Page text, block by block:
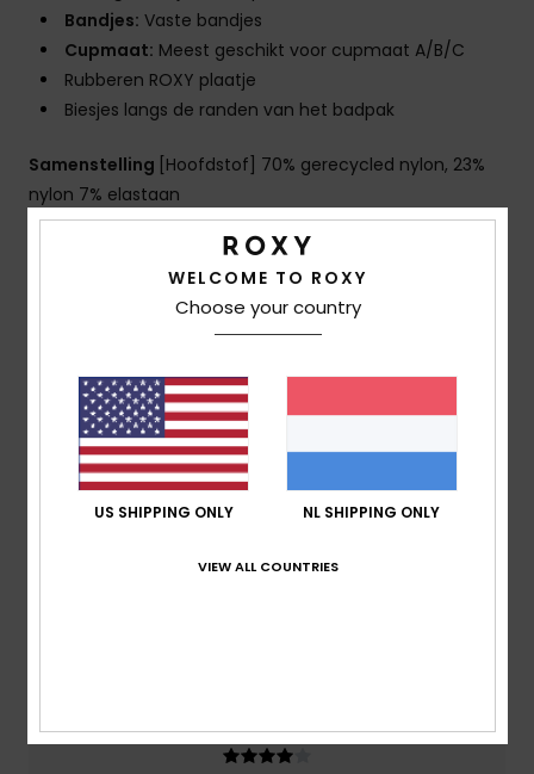
Bandjes: Vaste bandjes
Cupmaat: Meest geschikt voor cupmaat A/B/C
Rubberen ROXY plaatje
Biesjes langs de randen van het badpak
Samenstelling [Hoofdstof] 70% gerecycled nylon, 23%
nylon 7% elastaan
Bezorging en Retour
Reviews van klanten
Gemiddelde score
4.0
4.0
WELCOME TO ROXY
Choose your country
US SHIPPING ONLY NL SHIPPING ONLY
VIEW ALL COUNTRIES